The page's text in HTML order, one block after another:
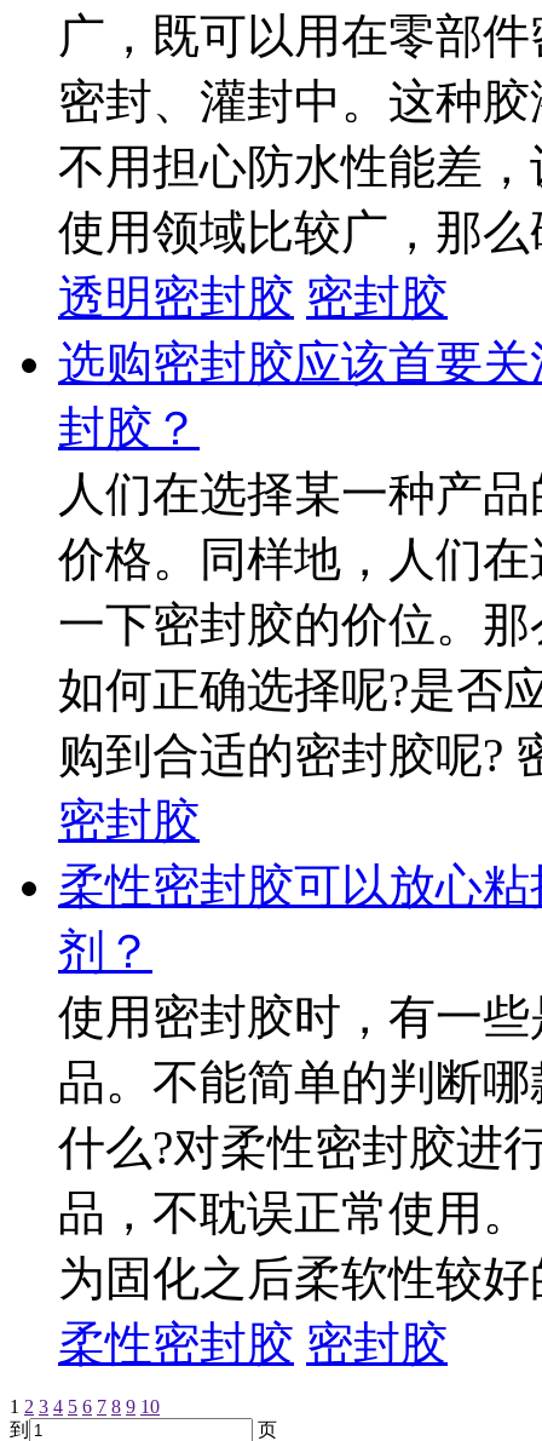
广，既可以用在零部
密封、灌封中。这种
不用担心防水性能差
使用领域比较广，那
透明密封胶 密封胶
选购密封胶应该首要
封胶？
人们在选择某一种产
价格。同样地，人们
一下密封胶的价位。
如何正确选择呢?是否
购到合适的密封胶呢?
密封胶
柔性密封胶可以放心
剂？
使用密封胶时，有一
品。不能简单的判断
什么?对柔性密封胶进
品，不耽误正常使用
为固化之后柔软性较好
柔性密封胶 密封胶
1 2 3 4 5 6 7 8 9 10
到
页